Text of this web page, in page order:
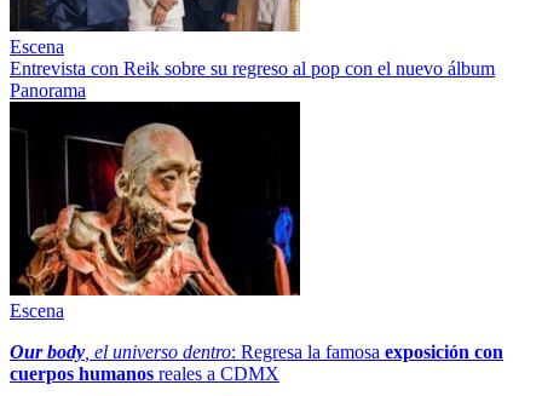
Escena
Entrevista con Reik sobre su regreso al pop con el nuevo álbum
Panorama
Escena
Our body , el universo dentro: Regresa la famosa exposición con
cuerpos humanos reales a CDMX